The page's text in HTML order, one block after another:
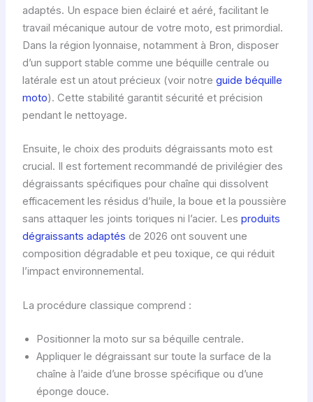
adaptés. Un espace bien éclairé et aéré, facilitant le
travail mécanique autour de votre moto, est primordial.
Dans la région lyonnaise, notamment à Bron, disposer
d’un support stable comme une béquille centrale ou
latérale est un atout précieux (voir notre guide béquille
moto). Cette stabilité garantit sécurité et précision
pendant le nettoyage.
Ensuite, le choix des produits dégraissants moto est
crucial. Il est fortement recommandé de privilégier des
dégraissants spécifiques pour chaîne qui dissolvent
efficacement les résidus d’huile, la boue et la poussière
sans attaquer les joints toriques ni l’acier. Les produits
dégraissants adaptés de 2026 ont souvent une
composition dégradable et peu toxique, ce qui réduit
l’impact environnemental.
La procédure classique comprend :
Positionner la moto sur sa béquille centrale.
Appliquer le dégraissant sur toute la surface de la
chaîne à l’aide d’une brosse spécifique ou d’une
éponge douce.